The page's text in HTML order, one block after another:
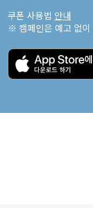
쿠폰 사용법 안내
※ 캠페인은 예고 없이